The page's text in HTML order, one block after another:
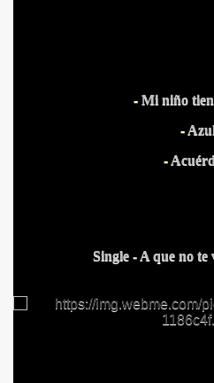
- Mi niño
-
-
Single - A que no